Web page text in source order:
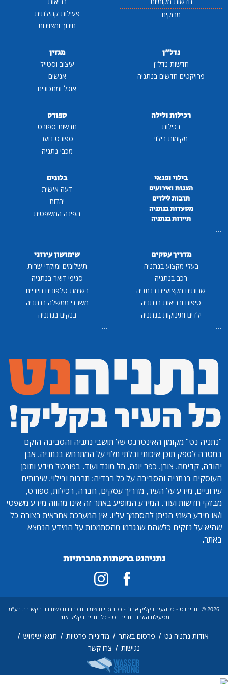
מבזקים
פעילות קהילתית
חינוך ומצוינות
נדל"ן
חדשות נדל"ן
פרויקטים חדשים בנתניה
מגזין
עיצוב וסטייל
אנשים
אוכל ומתכונים
רכילות ולילה
רכילות
מקומות בילוי
ספורט
חדשות ספורט
ספורט נוער
מכבי נתניה
בילוי ופנאי
הצגות ואירועים
תרבות לילדים
מסעדות בנתניה
תיירות בנתניה
...
בלוגים
דעה אישית
יהדות
הפינה המשפטית
מדריך עסקים
בעלי מקצוע בנתניה
רכב בנתניה
שרותים מקצועיים בנתניה
טיפוח ובריאות בנתניה
ילדים ותינוקות בנתניה
...
שימושון עירוני
תשלומים ומוקדי שרות
סניפי דואר בנתניה
רשימת טלפונים חיוניים
משרדי ממשלה בנתניה
בנקים בנתניה
...
"נתניה נט" מקומון האינטרנט של תושבי נתניה והסביבה הוקם
במטרה לספק תוכן איכותי ובלתי תלוי על המתרחש בנתניה, אבן
יהודה, קדימה, צורן, כפר יונה, תל מונד ועוד. בפורטל מידע ותוכן
העוסקים בנתניה והסביבה על כל רבדיה: תרבות ובילוי, שירותים
עירוניים, מידע על העיר, מדריך עסקים, חברה, רכילות, ספורט,
מבזקי חדשות ועוד. המידע המופיע באתר זה אינו מהווה מידע משפטי
ו/או מידע רשמי הניתן להסתמך עליו. אין המערכת אחראית בצורה כל
שהיא על נזקים כלשהם שנגרמו מהסתמכות על המידע הנמצא
באתר.
נתניהנט ברשתות החברתיות
2026 © נתניהנט - כל העיר בקליק אחד! - כל הזכויות שמורות לחברת לשם בר תקשורת בע"מ
מפעילת האתר נתניה נט - כל נתניה בקליק אחד
אודות נתניה נט / פרסום באתר / מדיניות פרטיות / תנאי שימוש /
נגישות / צרו קשר